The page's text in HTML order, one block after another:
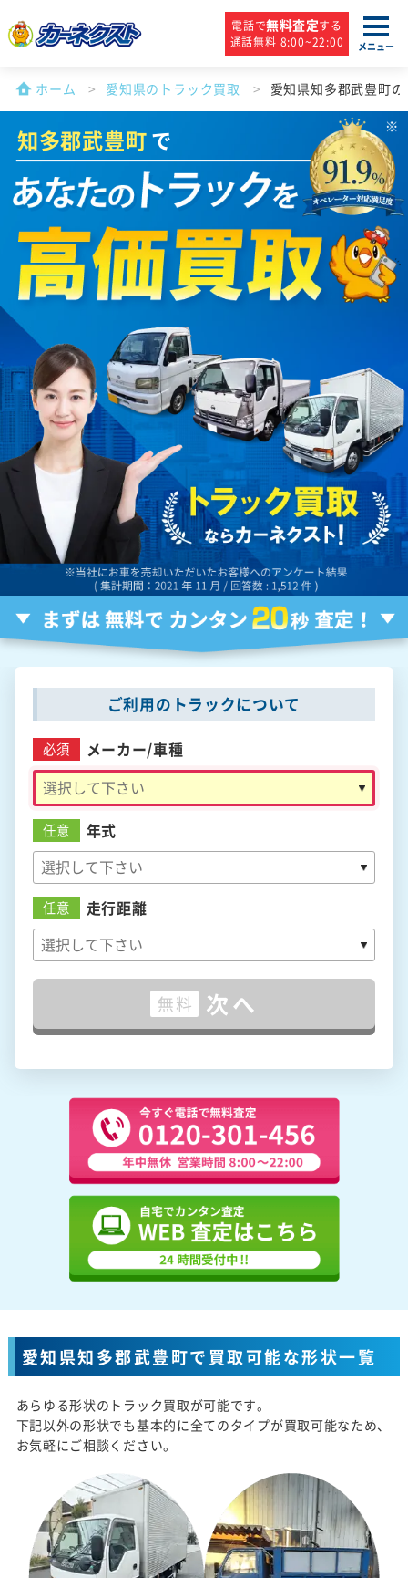
電話で無料査定する
通話無料 8:00~22:00
メニュー
ホーム 愛知県のトラック買取 愛知県知多郡武豊町
知多郡武豊町で
ご利用のトラックについて
必須 メーカー/車種
任意 年式
任意 走行距離
無料 次へ
愛知県知多郡武豊町で買取可能な形状一覧
あらゆる形状のトラック買取が可能です。
下記以外の形状でも基本的に全てのタイプが買取可能なため、
お気軽にご相談ください。